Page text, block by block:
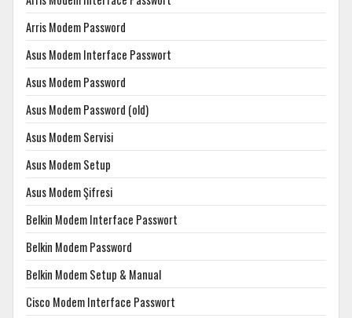
Arris Modem Password
Asus Modem Interface Passwort
Asus Modem Password
Asus Modem Password (old)
Asus Modem Servisi
Asus Modem Setup
Asus Modem Şifresi
Belkin Modem Interface Passwort
Belkin Modem Password
Belkin Modem Setup & Manual
Cisco Modem Interface Passwort